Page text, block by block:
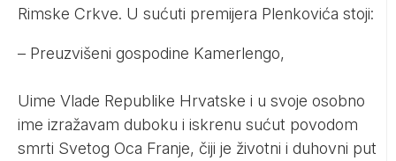
Rimske Crkve. U sućuti premijera Plenkovića stoji:
– Preuzvišeni gospodine Kamerlengo,
Uime Vlade Republike Hrvatske i u svoje osobno
ime izražavam duboku i iskrenu sućut povodom
smrti Svetog Oca Franje, čiji je životni i duhovni put